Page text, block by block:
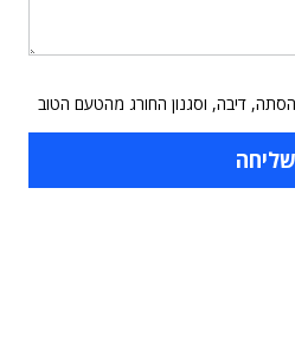
הסתה, דיבה, וסגנון החורג מהטעם הטוב